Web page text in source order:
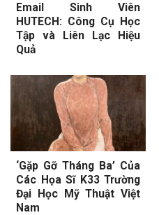
Email Sinh Viên
HUTECH: Công Cụ Học
Tập và Liên Lạc Hiệu
Quả
‘Gặp Gỡ Tháng Ba’ Của
Các Họa Sĩ K33 Trường
Đại Học Mỹ Thuật Việt
Nam